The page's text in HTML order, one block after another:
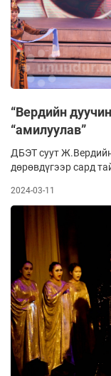
“Вердийн
“амилуулав”
ДБЭТ суут
дөрөвдүгээр сард
ёстой вэ. Сэдэв
бүтээл шүү дээ.
таарч тохирох уу”
ч тухайн үеийн
харгалзан уг
Найруулагчаар
томилогдоод
Тэдний шинэ
хойш эдүгээ тав
Макбет жанжинд
тоглосноороо
орондоо ирсэн
дагуу хамт
2024-03-11